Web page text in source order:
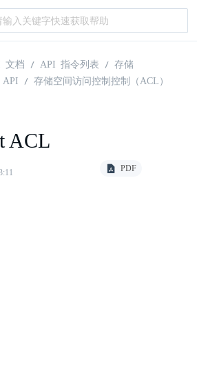
文档 API 指令列表
存储
API
存储空间访问控制控制（ACL）
ACL
PDF